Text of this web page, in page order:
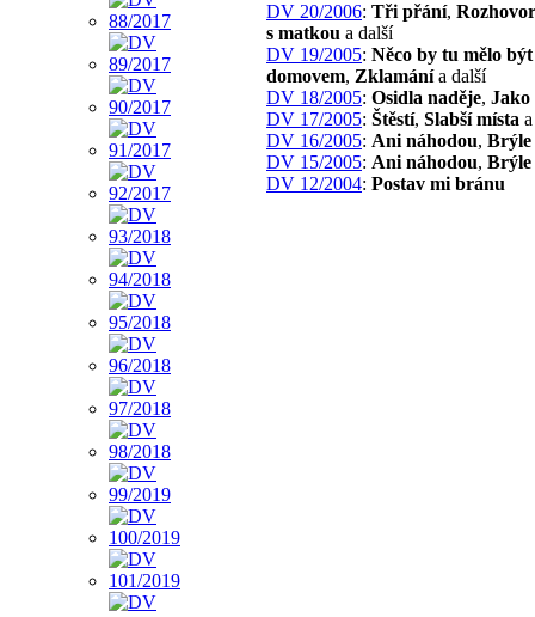
DV 20/2006: Tři přání, Rozhovor
s matkou a další
DV 19/2005: Něco by tu mělo
domovem, Zklamánía další
DV 18/2005: Osidla naděje, Jako
DV 17/2005: Štěstí, Slabší místa
DV 16/2005: Ani náhodou, Brýle
DV 15/2005: Ani náhodou, Brýle
DV 12/2004: Postav mi bránu